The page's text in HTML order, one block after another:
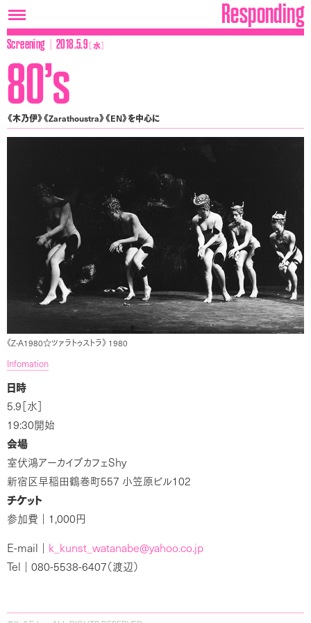
Responding
Screening│2018.5.9［水］
80’s
《木乃伊》《Zarathoustra》《EN》を中心に
《Z-A1980☆ツァラトゥストラ》 1980
Infomation
日時
5.9［水］
19:30開始
会場
室伏鴻アーカイブカフェShy
新宿区早稲田鶴巻町557 小笠原ビル102
チケット
参加費｜ 1,000円
E-mail ｜ k kunst watanabe@yahoo.co.jp
Tel ｜ 080-5538-6407（渡辺）